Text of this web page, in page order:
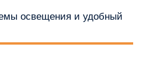
освещения и удобный